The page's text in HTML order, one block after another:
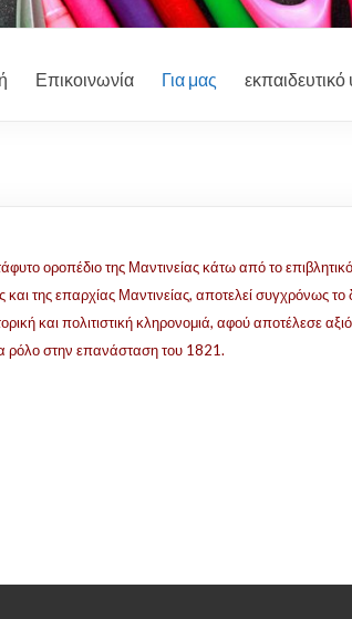
Επικοινωνία Για μας εκπαιδευτικό
οροπέδιο της Μαντινείας κάτω από το
της επαρχίας Μαντινείας, αποτελεί συγχρόνως το
και πολιτιστική κληρονομιά, αφού αποτέλεσε
ρόλο στην επανάσταση του 1821.